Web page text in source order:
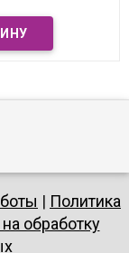
| Политика
обработку